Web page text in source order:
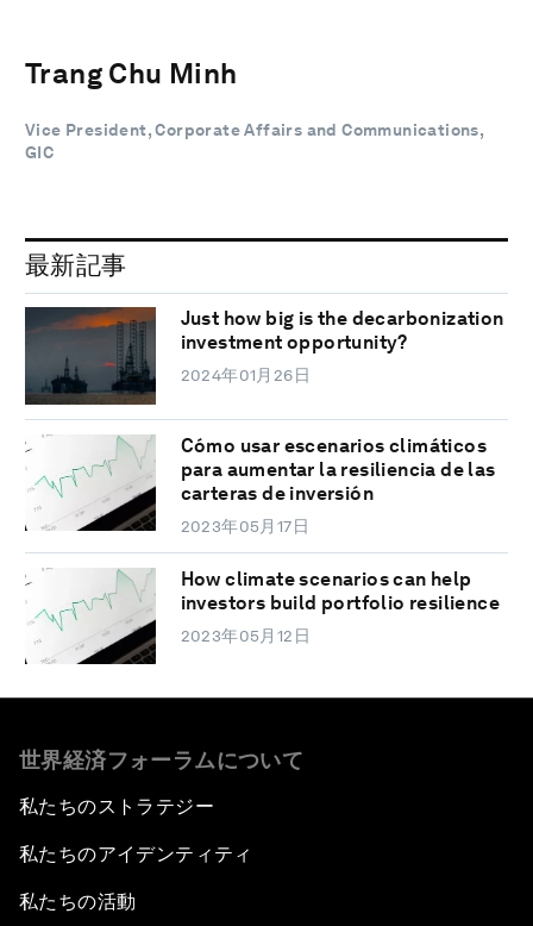
Trang Chu Minh
Vice President, Corporate Affairs and Communications,
GIC
最新記事
Just how big is the decarbonization
investment opportunity?
2024年01月26日
Cómo usar escenarios climáticos
para aumentar la resiliencia de las
carteras de inversión
2023年05月17日
How climate scenarios can help
investors build portfolio resilience
2023年05月12日
世界経済フォーラムについて
私たちのストラテジー
私たちのアイデンティティ
私たちの活動